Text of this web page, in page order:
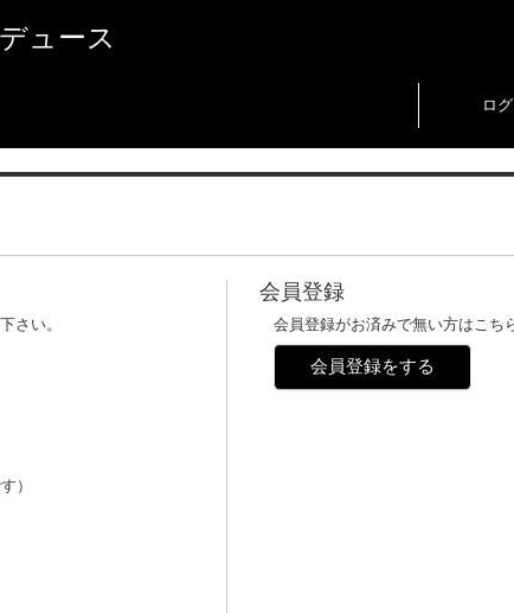
ュース
ロ
さい。
）
会員登録
会員登録がお済みで無い方はこち
会員登録をする